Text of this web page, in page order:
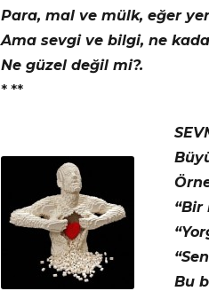
Para, mal ve mülk, eğer
Ama sevgi ve bilgi, ne
Ne güzel değil mi?.
* **
“Bir
Bu